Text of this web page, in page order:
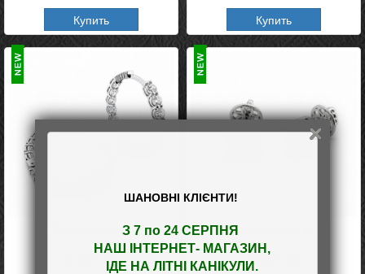
ШАНОВНІ КЛІЄНТИ!
З 7 по 24 СЕРПНЯ
НАШ
ІНТЕРНЕТ- МАГАЗИН ,
ІДЕ НА ЛІТНІ КАНІКУЛИ.
Купить Купить
Сережки Емма
грн
Пусети Квадро 6мм
3 244